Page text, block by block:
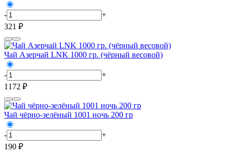
-
+
321 ₽
Чай Азерчай LNK 1000 гр. (чёрный весовой)
-
+
1172 ₽
Чай чёрно-зелёный 1001 ночь 200 гр
-
+
190 ₽